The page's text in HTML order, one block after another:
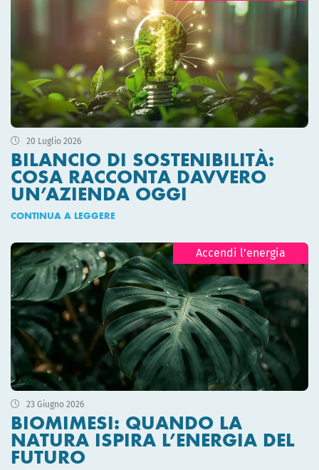
20 Luglio 2026
BILANCIO DI SOSTENIBILITÀ:
COSA RACCONTA DAVVERO
UN’AZIENDA OGGI
CONTINUA A LEGGERE
Accendi l’energia
23 Giugno 2026
BIOMIMESI: QUANDO LA
NATURA ISPIRA L’ENERGIA DEL
FUTURO